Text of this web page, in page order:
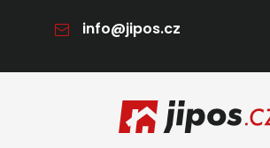
info@jipos.cz